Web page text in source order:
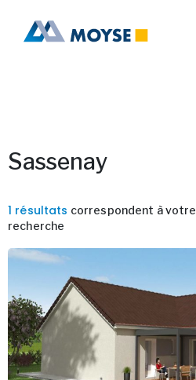
Sassenay
1 résultats correspondent à votre
recherche